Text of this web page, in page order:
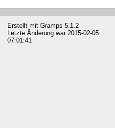
Erstellt mit Gramps 5.1.2
Letzte Änderung war 2015-02-05
07:01:41